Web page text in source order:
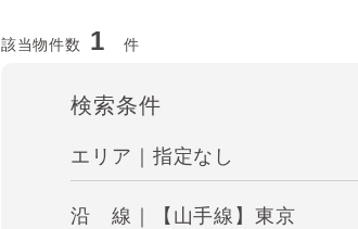
該当物件数 1 件
検索条件
エリア｜指定なし
沿 線｜【山手線】東京